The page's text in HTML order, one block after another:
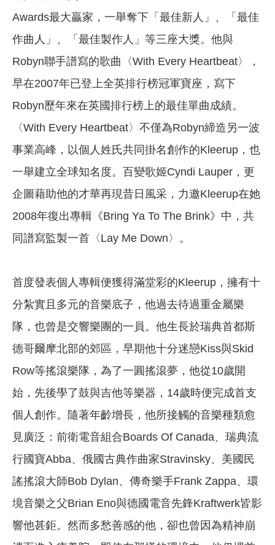
Awards最大贏家，一舉奪下「最佳新人」、「最佳
作曲人」、「最佳製作人」等三座大獎。他與
Robyn聯手譜寫的歌曲〈With Every Heartbeat〉，
早在2007年已登上全英排行榜冠軍寶座，寫下
Robyn歷年來在英國排行榜上的最佳單曲成績。
〈With Every Heartbeat〉不僅為Robyn締造另一波
事業高峰，以個人姓氏共同掛名創作的Kleerup，也
一舉建立全球知名度。百變歌姬Cyndi Lauper，更
企圖藉助他的才華再現昔日風采，力邀Kleerup在她
2008年復出專輯《Bring Ya To The Brink》中，共
同譜寫監製一首〈Lay Me Down〉。
首度發表個人專輯便獲得滿堂彩的Kleerup，擁有十
分紮實且多元的音樂底子，他過去待過重金屬樂
隊，也曾是交響樂團的一員。他生長於瑞典首都斯
德哥爾摩北部的郊區，早期他十分迷戀Kiss與Skid
Row等搖滾樂隊，為了一圓搖滾夢，他從10歲開
始，先後學了鼓與吉他等樂器，14歲時便完成首支
個人創作。隨著年齡增長，他所接觸的音樂種類愈
見廣泛：前衛電音組合Boards Of Canada、瑞典流
行國寶Abba、俄國古典作曲家Stravinsky、美國民
謠搖滾大師Bob Dylan、傳奇樂手Frank Zappa、環
境音樂之父Brian Eno與德國電音先鋒Kraftwerk皆影
響他甚鉅。然而多愁善感的他，卻也曾因為精神崩